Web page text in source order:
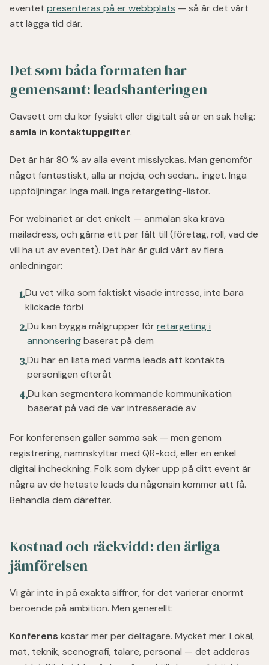
eventet presenteras på er webbplats — så är det värt
att lägga tid där.
Det som båda formaten har
gemensamt: leadshanteringen
Oavsett om du kör fysiskt eller digitalt så är en sak helig:
samla in kontaktuppgifter.
Det är här 80 % av alla event misslyckas. Man genomför
något fantastiskt, alla är nöjda, och sedan… inget. Inga
uppföljningar. Inga mail. Inga retargeting-listor.
För webinariet är det enkelt — anmälan ska kräva
mailadress, och gärna ett par fält till (företag, roll, vad de
vill ha ut av eventet). Det här är guld värt av flera
anledningar:
1.Du vet vilka som faktiskt visade intresse, inte bara
klickade förbi
2.Du kan bygga målgrupper förretargeting i
annonseringbaserat på dem
3.Du har en lista med varma leads att kontakta
personligen efteråt
4.Du kan segmentera kommande kommunikation
baserat på vad de var intresserade av
För konferensen gäller samma sak — men genom
registrering, namnskyltar med QR-kod, eller en enkel
digital incheckning. Folk som dyker upp på ditt event är
några av de hetaste leads du någonsin kommer att få.
Behandla dem därefter.
Kostnad och räckvidd: den ärliga
jämförelsen
Vi går inte in på exakta siffror, för det varierar enormt
beroende på ambition. Men generellt:
Konferens kostar mer per deltagare. Mycket mer. Lokal,
mat, teknik, scenografi, talare, personal — det adderas